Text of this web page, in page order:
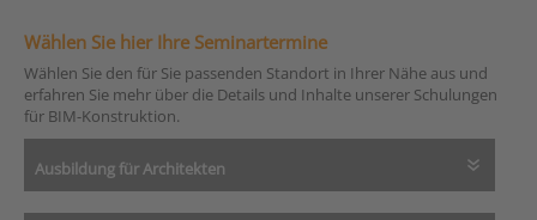
Wählen Sie hier Ihre Seminartermine
Wählen Sie den für Sie passenden Standort in Ihrer Nähe aus und
erfahren Sie mehr über die Details und Inhalte unserer Schulungen
für BIM-Konstruktion.
Ausbildung für Architekten